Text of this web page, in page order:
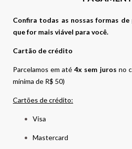
Confira todas as nossas formas de
que for mais viável para você.
Cartão de crédito
Parcelamos em até4x sem juros no
mínima de R$ 50)
Cartões de crédito:
Visa
Mastercard